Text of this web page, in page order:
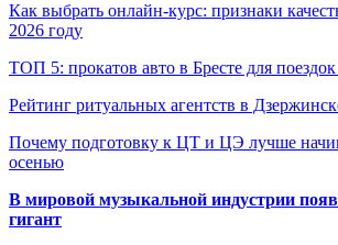
Как выбрать онлайн-курс: признаки
2026 году
ТОП 5: прокатов авто в Бресте для
Рейтинг ритуальных агентств в
Почему подготовку к ЦТ и ЦЭ лучше
осенью
В мировой музыкальной индустрии
гигант